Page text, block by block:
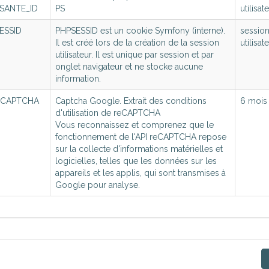
Message *
_ID
PS
PHPSESSID est un cookie Symfony (interne).
Il est créé lors de la création de la session
utilisateur. Il est unique par session et par
onglet navigateur et ne stocke aucune
information.
session
CAPTCHA
Captcha Google. Extrait des conditions
d'utilisation de reCAPTCHA
Vous reconnaissez et comprenez que le
fonctionnement de l'API reCAPTCHA repose
sur la collecte d'informations matérielles et
logicielles, telles que les données sur les
appareils et les applis, qui sont transmises à
Google pour analyse.
6 mois